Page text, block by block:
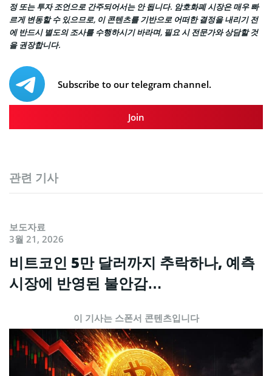
정 또는 투자 조언으로 간주되어서는 안 됩니다. 암호화폐 시장은 매우 빠
르게 변동할 수 있으므로, 이 콘텐츠를 기반으로 어떠한 결정을 내리기 전
에 반드시 별도의 조사를 수행하시기 바라며, 필요 시 전문가와 상담할 것
을 권장합니다.
Subscribe to our telegram channel.
Join
관련 기사
보도자료
3월 21, 2026
비트코인 5만 달러까지 추락하나, 예측
시장에 반영된 불안감…
이 기사는 스폰서 콘텐츠입니다